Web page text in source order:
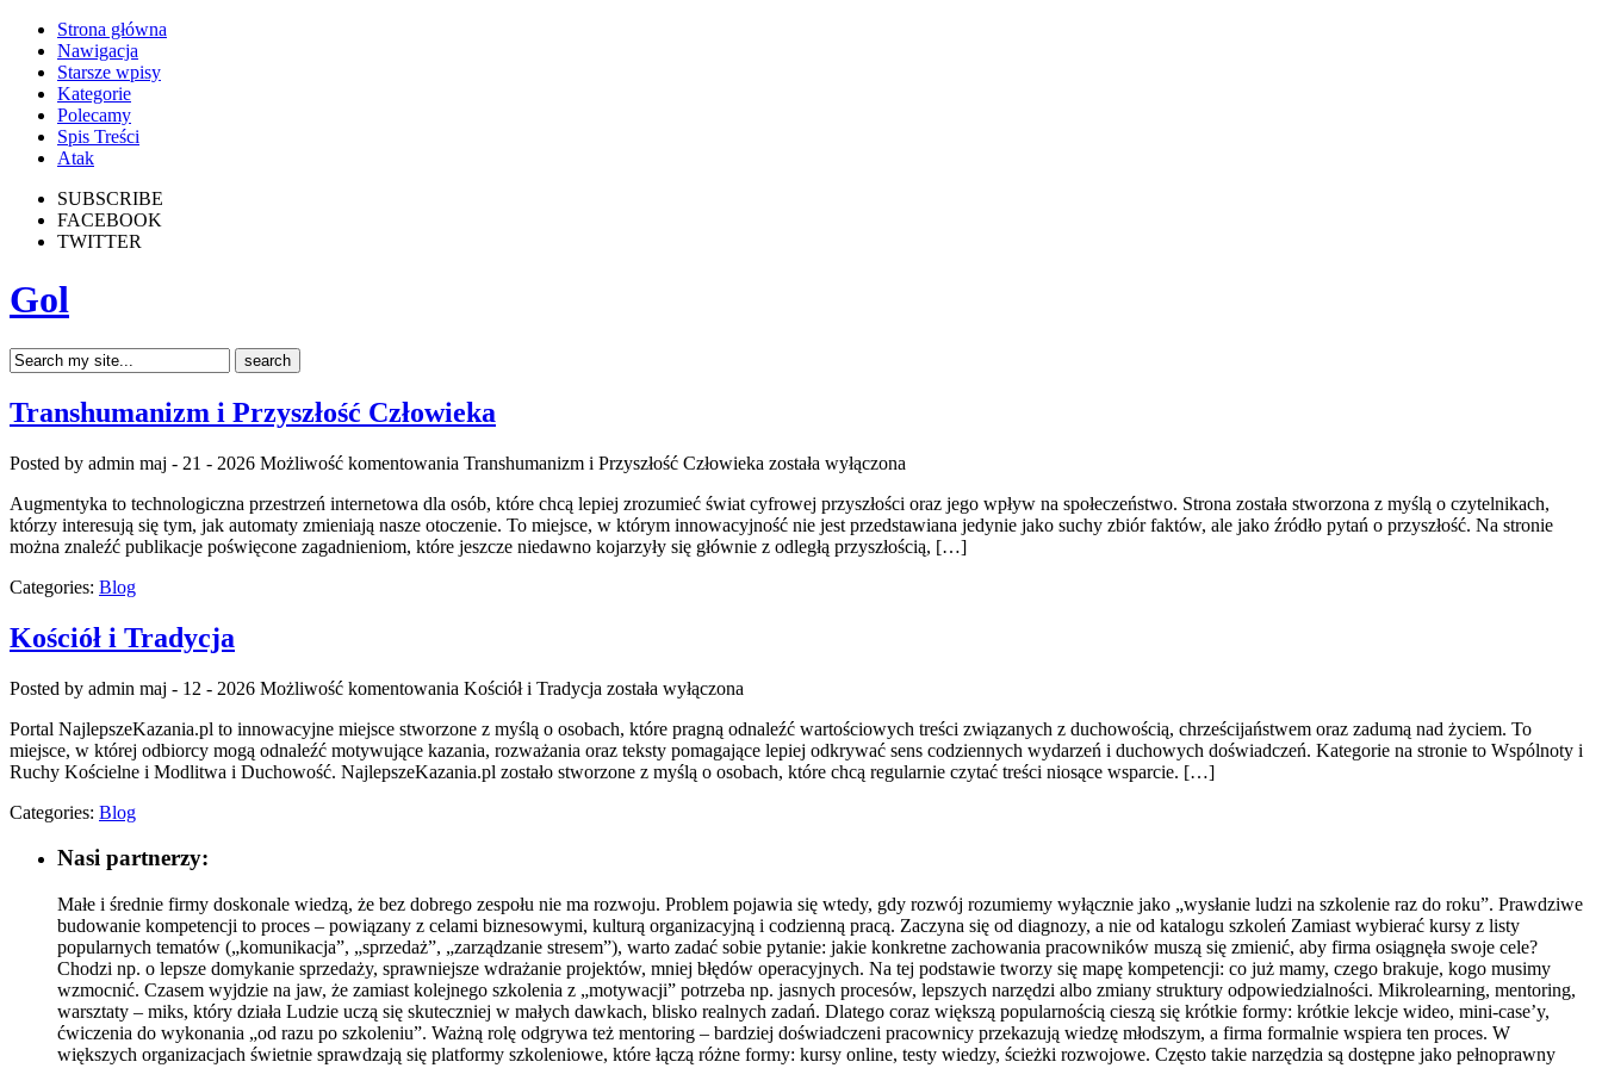
Strona główna
Nawigacja
Starsze wpisy
Kategorie
Polecamy
Spis Treści
Atak
SUBSCRIBE
FACEBOOK
TWITTER
Gol
Transhumanizm i Przyszłość Człowieka
Posted by admin maj - 21 - 2026 Możliwość komentowania Transhumanizm i Przyszłość Człowieka została wyłączona
Augmentyka to technologiczna przestrzeń internetowa dla osób, które chcą lepiej zrozumieć świat cyfrowej przyszłości oraz jego wpływ na społeczeństwo. Strona została stworzona z myślą o czytelnikach,
którzy interesują się tym, jak automaty zmieniają nasze otoczenie. To miejsce, w którym innowacyjność nie jest przedstawiana jedynie jako suchy zbiór faktów, ale jako źródło pytań o przyszłość. Na stronie
można znaleźć publikacje poświęcone zagadnieniom, które jeszcze niedawno kojarzyły się głównie z odległą przyszłością, […]
Categories: Blog
Kościół i Tradycja
Posted by admin maj - 12 - 2026 Możliwość komentowania Kościół i Tradycja została wyłączona
Portal NajlepszeKazania.pl to innowacyjne miejsce stworzone z myślą o osobach, które pragną odnaleźć wartościowych treści związanych z duchowością, chrześcijaństwem oraz zadumą nad życiem. To
miejsce, w której odbiorcy mogą odnaleźć motywujące kazania, rozważania oraz teksty pomagające lepiej odkrywać sens codziennych wydarzeń i duchowych doświadczeń. Kategorie na stronie to Wspólnoty i
Ruchy Kościelne i Modlitwa i Duchowość. NajlepszeKazania.pl zostało stworzone z myślą o osobach, które chcą regularnie czytać treści niosące wsparcie. […]
Categories: Blog
Nasi partnerzy:
Małe i średnie firmy doskonale wiedzą, że bez dobrego zespołu nie ma rozwoju. Problem pojawia się wtedy, gdy rozwój rozumiemy wyłącznie jako „wysłanie ludzi na szkolenie raz do roku”. Prawdziwe
budowanie kompetencji to proces – powiązany z celami biznesowymi, kulturą organizacyjną i codzienną pracą. Zaczyna się od diagnozy, a nie od katalogu szkoleń Zamiast wybierać kursy z listy
popularnych tematów („komunikacja”, „sprzedaż”, „zarządzanie stresem”), warto zadać sobie pytanie: jakie konkretne zachowania pracowników muszą się zmienić, aby firma osiągnęła swoje cele?
Chodzi np. o lepsze domykanie sprzedaży, sprawniejsze wdrażanie projektów, mniej błędów operacyjnych. Na tej podstawie tworzy się mapę kompetencji: co już mamy, czego brakuje, kogo musimy
wzmocnić. Czasem wyjdzie na jaw, że zamiast kolejnego szkolenia z „motywacji” potrzeba np. jasnych procesów, lepszych narzędzi albo zmiany struktury odpowiedzialności. Mikrolearning, mentoring,
warsztaty – miks, który działa Ludzie uczą się skuteczniej w małych dawkach, blisko realnych zadań. Dlatego coraz większą popularnością cieszą się krótkie formy: krótkie lekcje wideo, mini-case’y,
ćwiczenia do wykonania „od razu po szkoleniu”. Ważną rolę odgrywa też mentoring – bardziej doświadczeni pracownicy przekazują wiedzę młodszym, a firma formalnie wspiera ten proces. W
większych organizacjach świetnie sprawdzają się platformy szkoleniowe, które łączą różne formy: kursy online, testy wiedzy, ścieżki rozwojowe. Często takie narzędzia są dostępne jako pełnoprawny